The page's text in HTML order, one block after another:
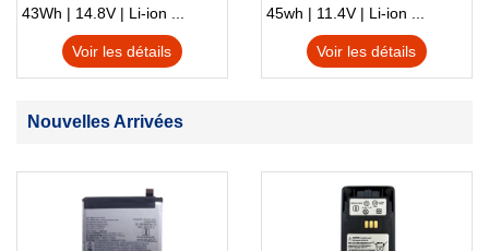
S230u Twist
43Wh | 14.8V | Li-ion ...
Voir les détails
45wh | 11.4V | Li-ion ...
Voir les détails
Nouvelles Arrivées